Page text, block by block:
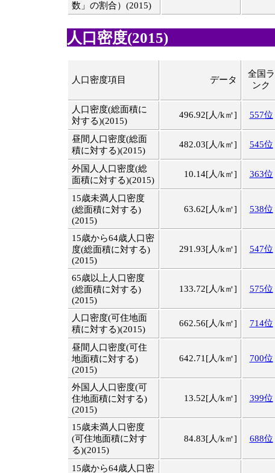
数」の割合）(2015)
人口密度(2015)
人口密度項目 データ
全国ラ
ンク
人口密度(総面積に
対する)(2015)
496.92[人/k㎡] 557位
昼間人口密度(総面
積に対する)(2015)
482.03[人/k㎡] 545位
外国人人口密度(総
面積に対する)(2015)
10.14[人/k㎡] 363位
15歳未満人口密度
(総面積に対する)
(2015)
63.62[人/k㎡] 538位
15歳から64歳人口密
度(総面積に対する)
(2015)
291.93[人/k㎡] 547位
65歳以上人口密度
(総面積に対する)
(2015)
133.72[人/k㎡] 575位
人口密度(可住地面
積に対する)(2015)
662.56[人/k㎡] 714位
昼間人口密度(可住
地面積に対する)
(2015)
642.71[人/k㎡] 700位
外国人人口密度(可
住地面積に対する)
(2015)
13.52[人/k㎡] 399位
15歳未満人口密度
(可住地面積に対す
る)(2015)
84.83[人/k㎡] 688位
15歳から64歳人口密